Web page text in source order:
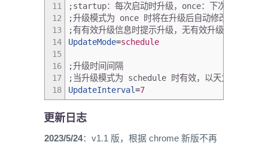
11
12
13
14
15
16
17
18
;startup：每次启动时升级，once：下次启动时升
;升级模式为 once 时将在升级后自动修改选项值
;有有效升级信息时提示升级，无有效升级信息时跳
UpdateMode=schedule
;升级时间间隔
;当升级模式为 schedule 时有效，以天为单位，缺
UpdateInterval=7
更新日志
2023/5/24：v1.1 版，根据 chrome 新版不再